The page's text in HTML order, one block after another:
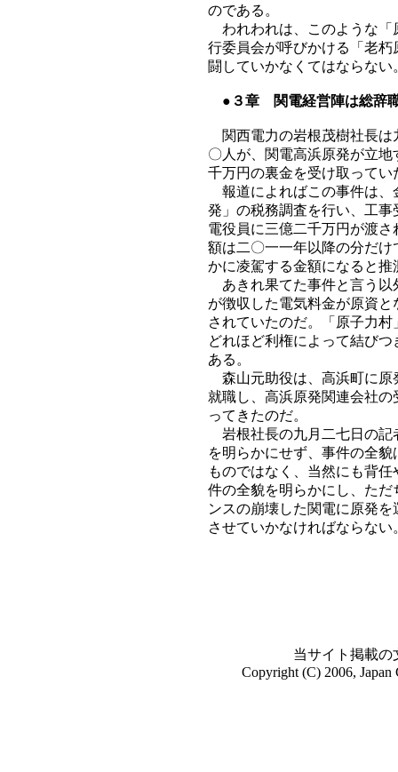
のである。
われわれは、このような「
行委員会が呼びかける「老
闘していかなくてはならない
●３章 関電経営陣は総辞
関西電力の岩根茂樹社長は
〇人が、関電高浜原発が立
千万円の裏金を受け取って
報道によればこの事件は、
発」の税務調査を行い、工
電役員に三億二千万円が渡
額は二〇一一年以降の分だ
かに凌駕する金額になると推
あきれ果てた事件と言う以
が徴収した電気料金が原資
されていたのだ。「原子力
どれほど利権によって結び
ある。
森山元助役は、高浜町に原
就職し、高浜原発関連会社
ってきたのだ。
岩根社長の九月二七日の記
を明らかにせず、事件の全
ものではなく、当然にも背
件の全貌を明らかにし、た
ンスの崩壊した関電に原発
させていかなければならない
当サイト掲載の
Copyright (C) 2006, Japan